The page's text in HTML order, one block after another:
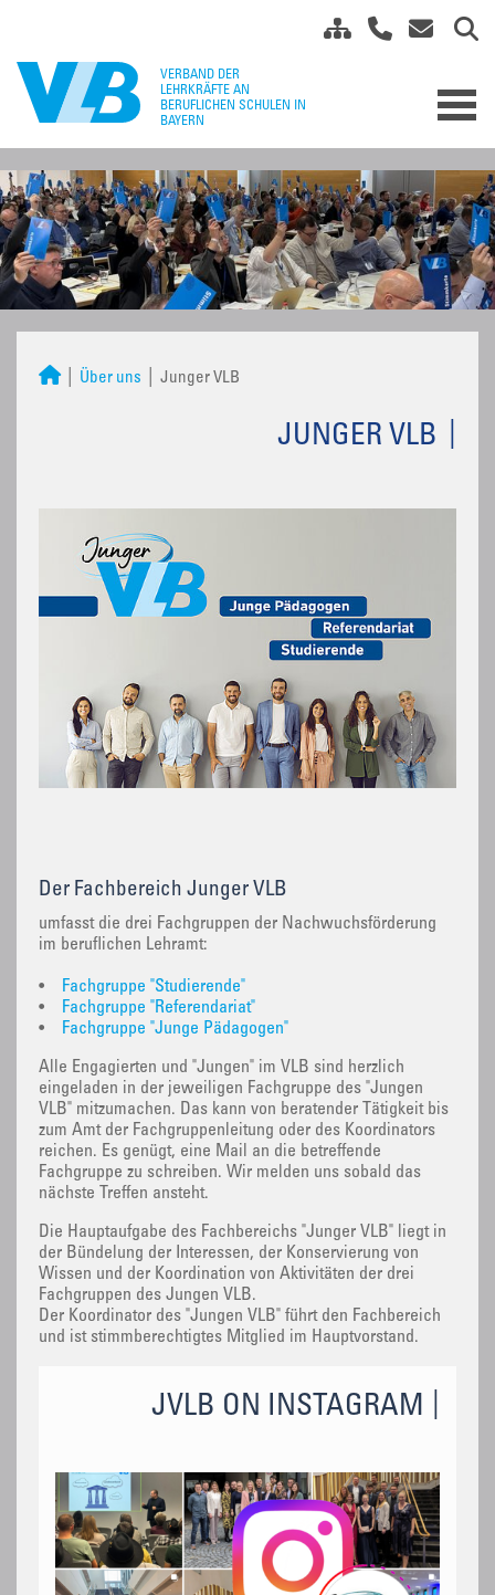
Über uns Junger VLB
JUNGER VLB
Der Fachbereich Junger VLB
umfasst die drei Fachgruppen der Nachwuchsförderung
im beruflichen Lehramt:
• Fachgruppe "Studierende"
• Fachgruppe "Referendariat"
• Fachgruppe "Junge Pädagogen"
Alle Engagierten und "Jungen" im VLB sind herzlich
eingeladen in der jeweiligen Fachgruppe des "Jungen
VLB" mitzumachen. Das kann von beratender Tätigkeit bis
zum Amt der Fachgruppenleitung oder des Koordinators
reichen. Es genügt, eine Mail an die betreffende
Fachgruppe zu schreiben. Wir melden uns sobald das
nächste Treffen ansteht.
Die Hauptaufgabe des Fachbereichs "Junger VLB" liegt in
der Bündelung der Interessen, der Konservierung von
Wissen und der Koordination von Aktivitäten der drei
Fachgruppen des Jungen VLB.
Der Koordinator des "Jungen VLB" führt den Fachbereich
und ist stimmberechtigtes Mitglied im Hauptvorstand.
JVLB ON INSTAGRAM